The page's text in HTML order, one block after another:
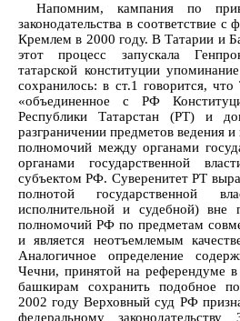
Напомним, кампания по
законодательства в соответствие с
Кремлем в 2000 году. В Татарии и
этот процесс запускала
татарской конституции
сохранилось: в ст.1 говорится,
«объединенное с РФ
Республики Татарстан (РТ) и
разграничении предметов ведения
полномочий между органами
органами государственной
субъектом РФ. Суверенитет РТ
полнотой государственной
исполнительной и судебной)
полномочий РФ по предметам
и является неотъемлемым
Аналогичное определение
Чечни, принятой на референдуме
башкирам сохранить подобное
2002 году Верховный суд РФ
федеральному